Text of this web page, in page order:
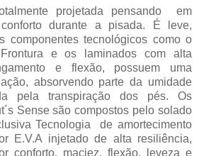
projetada pensando em
durante a pisada. É leve,
componentes tecnológicos como o
e os laminados com alta
e flexão, possuem uma
absorvendo parte da umidade
pela transpiração dos pés. Os
Sense são compostos pelo solado
Tecnologia de amortecimento
E.V.A injetado de alta resiliência,
conforto, maciez, flexão, leveza e